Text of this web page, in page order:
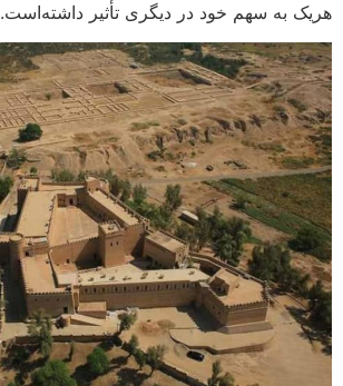
هریک به سهم خود در دیگری تأثیر داشته‌است.